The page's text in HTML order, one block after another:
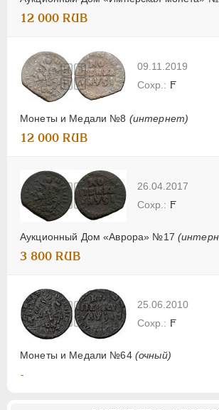
12 000 RUB
09.11.2019
Монеты и Медали №8 (интернет)
F
12 000 RUB
26.04.2017
Аукционный Дом «Аврора» №17
F
3 800 RUB
25.06.2010
Монеты и Медали №64 (очный)
F
-